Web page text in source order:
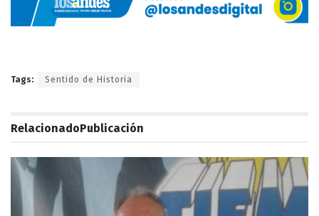
Tags: Sentido de Historia
RelacionadoPublicación